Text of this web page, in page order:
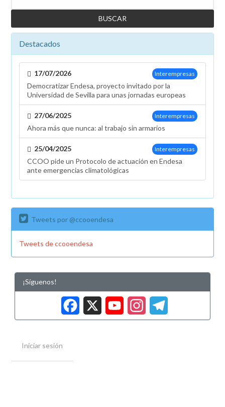
Destacados
Interempresas
17/07/2026
Democratizar Endesa, proyecto invitado por la
Universidad de Sevilla para unas jornadas europeas
Interempresas
27/06/2025
Ahora más que nunca: al trabajo sin armarios
Interempresas
25/04/2025
CCOO pide un Protocolo de actuación en Endesa
ante emergencias climatológicas
Tweets por @ccooendesa
Tweets de ccooendesa
¡Síguenos!
Facebook
X
Iniciar sesión